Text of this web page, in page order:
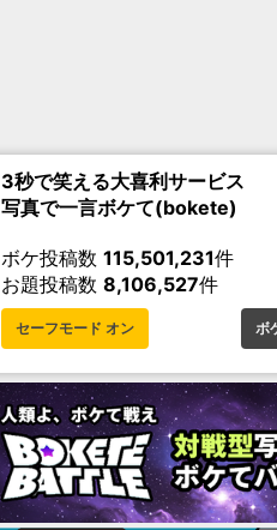
3秒で笑える大喜利サービス
写真で一言ボケて(bokete)
ボケ投稿数 115,501,231件
お題投稿数 8,106,527件
セーフモード オン ボ